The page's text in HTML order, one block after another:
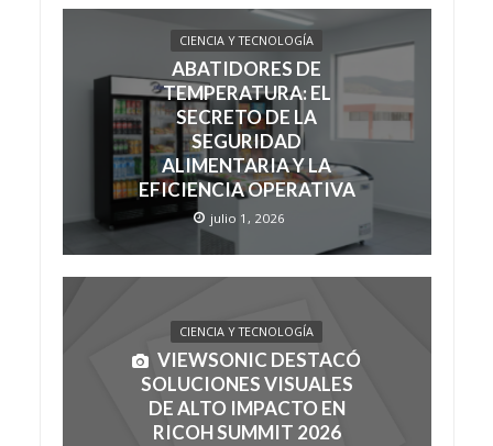
CIENCIA Y TECNOLOGÍA
ABATIDORES DE
TEMPERATURA: EL
SECRETO DE LA
SEGURIDAD
ALIMENTARIA Y LA
EFICIENCIA OPERATIVA
julio 1, 2026
CIENCIA Y TECNOLOGÍA
VIEWSONIC DESTACÓ
SOLUCIONES VISUALES
DE ALTO IMPACTO EN
RICOH SUMMIT 2026